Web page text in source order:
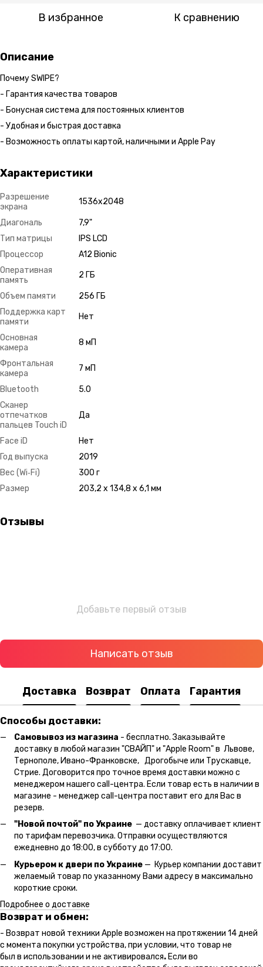
В избранное К сравнению
Описание
Почему SWIPE?
- Гарантия качества товаров
- Бонусная система для постоянных клиентов
- Удобная и быстрая доставка
- Возможность оплаты картой, наличными и Apple Pay
Характеристики
Разрешение
экрана
1536х2048
Диагональ
7,9"
Тип матрицы
IPS LCD
Процессор
A12 Bionic
Оперативная
память
2 ГБ
Объем памяти
256 ГБ
Поддержка карт
памяти
Нет
Основная
камера
8 мП
Фронтальная
камера
7 мП
Bluetooth
5.0
Сканер
отпечатков
пальцев Touch iD
Да
Face iD
Нет
Год выпуска
2019
Вес (Wi‑Fi)
300 г
Размер
203,2 x 134,8 x 6,1 мм
Отзывы
Добавьте первый отзыв
Написать отзыв
Доставка Возврат Оплата Гарантия
Способы доставки:
Самовывоз из магазина - бесплатно. Заказывайте
доставку в любой магазин "СВАЙП" и "Apple Room" в Львове,
Тернополе, Ивано-Франковске, Дрогобыче или Трускавце,
Стрие. Договорится про точное время доставки можно с
менеджером нашего call-центра. Если товар есть в наличии в
магазине - менеджер call-центра поставит его для Вас в
резерв.
"Новой почтой" по Украине — доставку оплачивает клиент
по тарифам перевозчика. Отправки осуществляются
ежедневно до 18:00, в субботу до 17:00.
Курьером к двери по Украине — Курьер компании доставит
желаемый товар по указанному Вами адресу в максимально
короткие сроки.
Подробнее о доставке
Возврат и обмен:
- Возврат новой техники Apple возможен на протяжении 14 дней
с момента покупки устройства, при условии, что товар не
был в использовании и не активировался. Если во